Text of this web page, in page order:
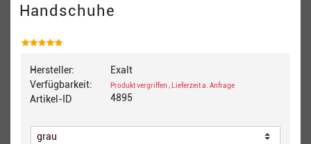
Handschuhe
Hersteller:
Verfügbarkeit:
Artikel-ID
Exalt
Produkt vergriffen , Lieferzeit a. Anfrage
4895